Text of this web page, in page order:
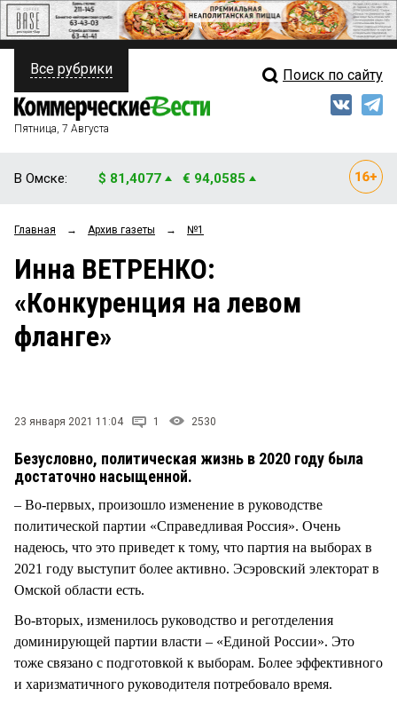
ПОЛИТИКА
ФИНАНСЫ
ОБЩЕСТВО
ЗАКОН
НОВОСТИ КОМПАНИЙ
Свежий выпуск
Блоги
Все рубрики Поиск по сайту
Пятница, 7 Августа
В Омске: $ 81,4077 € 94,0585
Главная → Архив газеты → №1
Инна ВЕТРЕНКО:
«Конкуренция на левом
фланге»
23 января 2021 11:04 1 2530
Безусловно, политическая жизнь в 2020 году была
достаточно насыщенной.
– Во-первых, произошло изменение в руководстве
политической партии «Справедливая Россия». Очень
надеюсь, что это приведет к тому, что партия на выборах в
2021 году выступит более активно. Эсэровский электорат в
Омской области есть.
Во-вторых, изменилось руководство и реготделения
доминирующей партии власти – «Единой России». Это
тоже связано с подготовкой к выборам. Более эффективного
и харизматичного руководителя потребовало время.